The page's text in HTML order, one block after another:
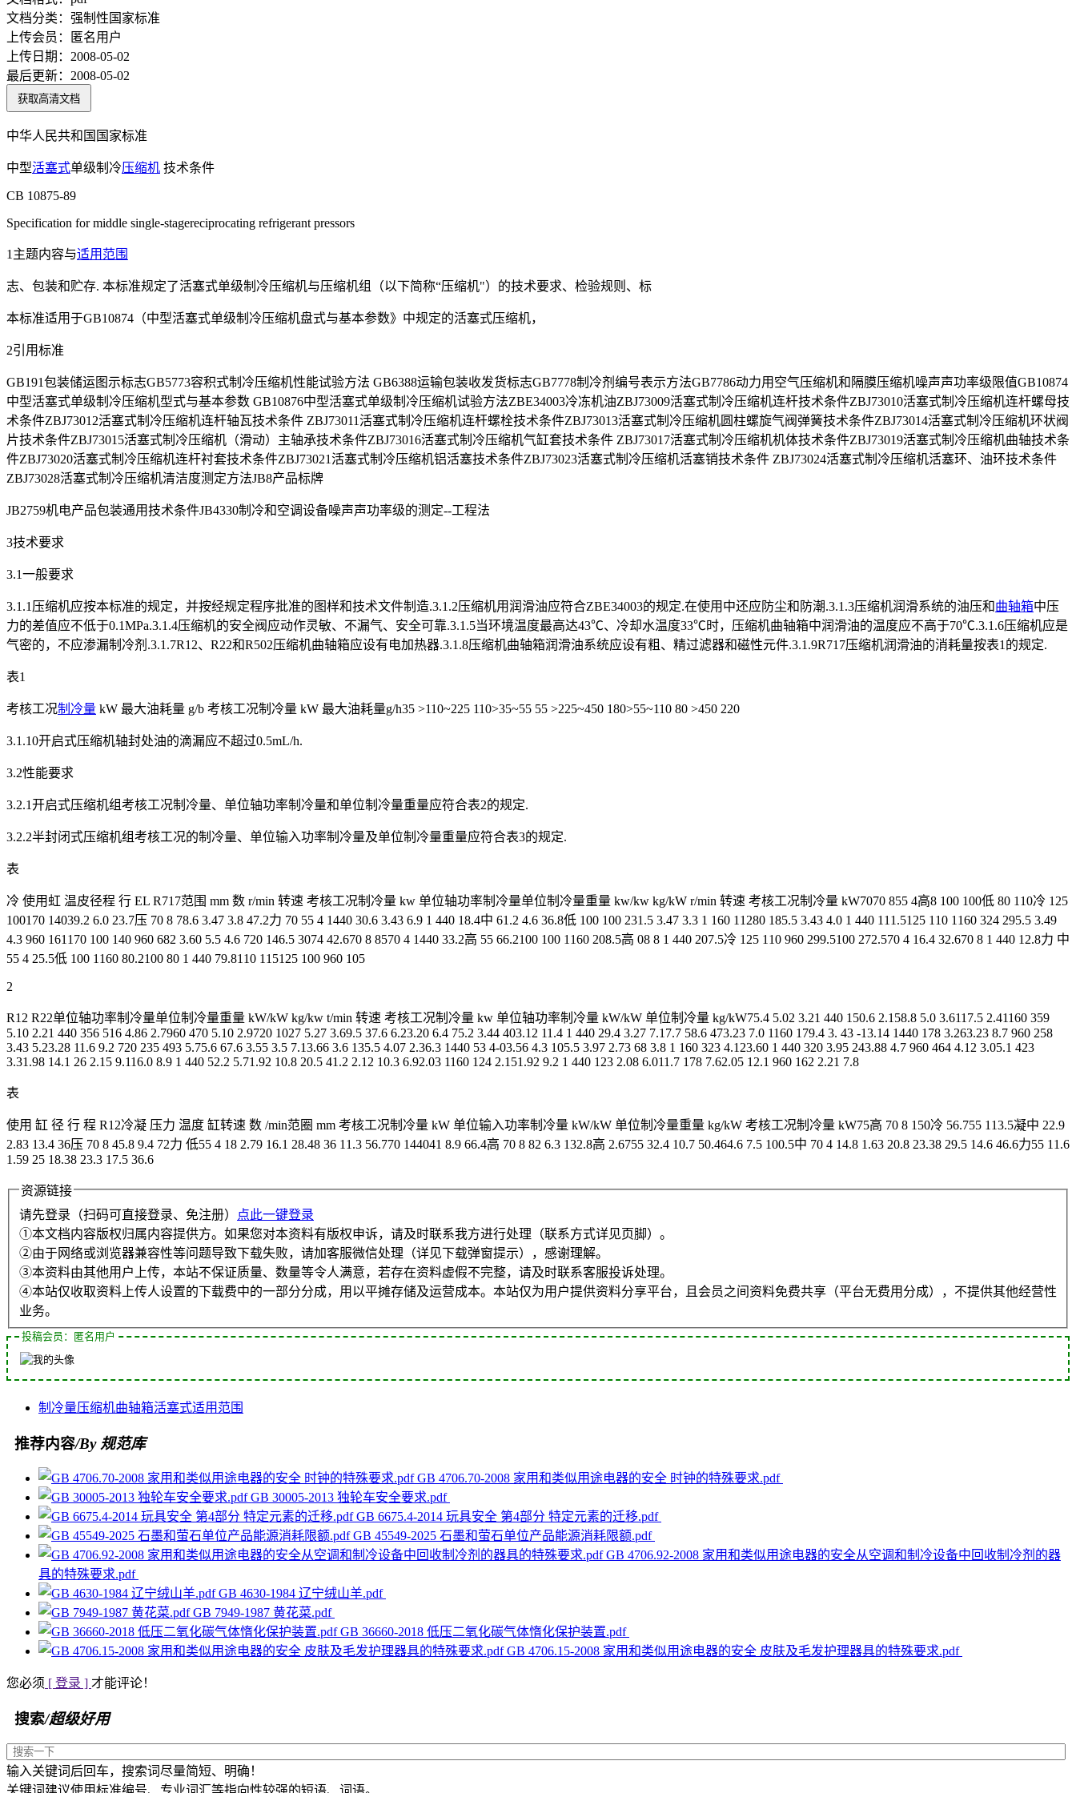
文档分类： 强制性国家标准
上传会员：
匿名用户
上传日期： 2008-05-02
最后更新： 2008-05-02
获取高清文档
中华人民共和国国家标准
中型活塞式单级制冷压缩机 技术条件
CB 10875-89
Specification for middle single-stagereciprocating refrigerant pressors
1主题内容与适用范围
志、包装和贮存. 本标准规定了活塞式单级制冷压缩机与压缩机组（以下简称“压缩机"）的技术要求、检验规则、标
本标准适用于GB10874（中型活塞式单级制冷压缩机盘式与基本参数》中规定的活塞式压缩机，
2引用标准
GB191包装储运图示标志GB5773容积式制冷压缩机性能试验方法 GB6388运输包装收发货标志GB7778制冷剂编号表示方法GB7786动力用空气压缩机和隔膜压缩机噪声声功率级限值GB10874
中型活塞式单级制冷压缩机型式与基本参数 GB10876中型活塞式单级制冷压缩机试验方法ZBE34003冷冻机油ZBJ73009活塞式制冷压缩机连杆技术条件ZBJ73010活塞式制冷压缩机连杆螺母技
术条件ZBJ73012活塞式制冷压缩机连杆轴瓦技术条件 ZBJ73011活塞式制冷压缩机连杆螺栓技术条件ZBJ73013活塞式制冷压缩机圆柱螺旋气阀弹簧技术条件ZBJ73014活塞式制冷压缩机环状阀
片技术条件ZBJ73015活塞式制冷压缩机（滑动）主轴承技术条件ZBJ73016活塞式制冷压缩机气缸套技术条件 ZBJ73017活塞式制冷压缩机机体技术条件ZBJ73019活塞式制冷压缩机曲轴技术条
件ZBJ73020活塞式制冷压缩机连杆衬套技术条件ZBJ73021活塞式制冷压缩机铝活塞技术条件ZBJ73023活塞式制冷压缩机活塞销技术条件 ZBJ73024活塞式制冷压缩机活塞环、油环技术条件
ZBJ73028活塞式制冷压缩机清洁度测定方法JB8产品标牌
JB2759机电产品包装通用技术条件JB4330制冷和空调设备噪声声功率级的测定--工程法
3技术要求
3.1一般要求
3.1.1压缩机应按本标准的规定，并按经规定程序批准的图样和技术文件制造.3.1.2压缩机用润滑油应符合ZBE34003的规定.在使用中还应防尘和防潮.3.1.3压缩机润滑系统的油压和曲轴箱中压
力的差值应不低于0.1MPa.3.1.4压缩机的安全阀应动作灵敏、不漏气、安全可靠.3.1.5当环境温度最高达43℃、冷却水温度33℃时，压缩机曲轴箱中润滑油的温度应不高于70℃.3.1.6压缩机应是
气密的，不应渗漏制冷剂.3.1.7R12、R22和R502压缩机曲轴箱应设有电加热器.3.1.8压缩机曲轴箱润滑油系统应设有粗、精过滤器和磁性元件.3.1.9R717压缩机润滑油的消耗量按表1的规定.
表1
考核工况制冷量 kW 最大油耗量 g/b 考核工况制冷量 kW 最大油耗量g/h35 >110~225 110>35~55 55 >225~450 180>55~110 80 >450 220
3.1.10开启式压缩机轴封处油的滴漏应不超过0.5mL/h.
3.2性能要求
3.2.1开启式压缩机组考核工况制冷量、单位轴功率制冷量和单位制冷量重量应符合表2的规定.
3.2.2半封闭式压缩机组考核工况的制冷量、单位输入功率制冷量及单位制冷量重量应符合表3的规定.
表
冷 使用虹 温皮径程 行 EL R717范围 mm 数 r/min 转速 考核工况制冷量 kw 单位轴功率制冷量单位制冷量重量 kw/kw kg/kW r/min 转速 考核工况制冷量 kW7070 855 4高8 100 100低 80 110冷 125
100170 14039.2 6.0 23.7压 70 8 78.6 3.47 3.8 47.2力 70 55 4 1440 30.6 3.43 6.9 1 440 18.4中 61.2 4.6 36.8低 100 100 231.5 3.47 3.3 1 160 11280 185.5 3.43 4.0 1 440 111.5125 110 1160 324 295.5 3.49
4.3 960 161170 100 140 960 682 3.60 5.5 4.6 720 146.5 3074 42.670 8 8570 4 1440 33.2高 55 66.2100 100 1160 208.5高 08 8 1 440 207.5冷 125 110 960 299.5100 272.570 4 16.4 32.670 8 1 440 12.8力 中
55 4 25.5低 100 1160 80.2100 80 1 440 79.8110 115125 100 960 105
2
R12 R22单位轴功率制冷量单位制冷量重量 kW/kW kg/kw t/min 转速 考核工况制冷量 kw 单位轴功率制冷量 kW/kW 单位制冷量 kg/kW75.4 5.02 3.21 440 150.6 2.158.8 5.0 3.6117.5 2.41160 359
5.10 2.21 440 356 516 4.86 2.7960 470 5.10 2.9720 1027 5.27 3.69.5 37.6 6.23.20 6.4 75.2 3.44 403.12 11.4 1 440 29.4 3.27 7.17.7 58.6 473.23 7.0 1160 179.4 3. 43 -13.14 1440 178 3.263.23 8.7 960 258
3.43 5.23.28 11.6 9.2 720 235 493 5.75.6 67.6 3.55 3.5 7.13.66 3.6 135.5 4.07 2.36.3 1440 53 4-03.56 4.3 105.5 3.97 2.73 68 3.8 1 160 323 4.123.60 1 440 320 3.95 243.88 4.7 960 464 4.12 3.05.1 423
3.31.98 14.1 26 2.15 9.116.0 8.9 1 440 52.2 5.71.92 10.8 20.5 41.2 2.12 10.3 6.92.03 1160 124 2.151.92 9.2 1 440 123 2.08 6.011.7 178 7.62.05 12.1 960 162 2.21 7.8
表
使用 缸 径 行 程 R12冷凝 压力 温度 缸转速 数 /min范圈 mm 考核工况制冷量 kW 单位输入功率制冷量 kW/kW 单位制冷量重量 kg/kW 考核工况制冷量 kW75高 70 8 150冷 56.755 113.5凝中 22.9
2.83 13.4 36压 70 8 45.8 9.4 72力 低55 4 18 2.79 16.1 28.48 36 11.3 56.770 144041 8.9 66.4高 70 8 82 6.3 132.8高 2.6755 32.4 10.7 50.464.6 7.5 100.5中 70 4 14.8 1.63 20.8 23.38 29.5 14.6 46.6力55 11.6
1.59 25 18.38 23.3 17.5 36.6
资源链接
请先登录（扫码可直接登录、免注册）
点此一键登录
①本文档内容版权归属内容提供方。如果您对本资料有版权申诉，请及时联系我方进行处理（联系方式详见页脚）。
②由于网络或浏览器兼容性等问题导致下载失败，请加客服微信处理（详见下载弹窗提示），感谢理解。
③本资料由其他用户上传，本站不保证质量、数量等令人满意，若存在资料虚假不完整，请及时联系客服投诉处理。
④本站仅收取资料上传人设置的下载费中的一部分分成，用以平摊存储及运营成本。本站仅为用户提供资料分享平台，且会员之间资料免费共享（平台无费用分成），不提供其他经营性
业务。
投稿会员：匿名用户
制冷量压缩机曲轴箱活塞式适用范围
推荐内容/By 规范库
GB 4706.70-2008 家用和类似用途电器的安全 时钟的特殊要求.pdf
GB 30005-2013 独轮车安全要求.pdf
GB 6675.4-2014 玩具安全 第4部分 特定元素的迁移.pdf
GB 45549-2025 石墨和萤石单位产品能源消耗限额.pdf
GB 4706.92-2008 家用和类似用途电器的安全从空调和制冷设备中回收制冷剂的器
具的特殊要求.pdf
GB 4630-1984 辽宁绒山羊.pdf
GB 7949-1987 黄花菜.pdf
GB 36660-2018 低压二氧化碳气体惰化保护装置.pdf
GB 4706.15-2008 家用和类似用途电器的安全 皮肤及毛发护理器具的特殊要求.pdf
您必须 [ 登录 ] 才能评论！
搜索/超级好用
输入关键词后回车，搜索词尽量简短、明确！
关键词建议使用标准编号、专业词汇等指向性较强的短语、词语。